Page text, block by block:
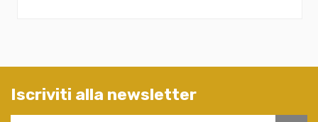
Iscriviti alla newsletter